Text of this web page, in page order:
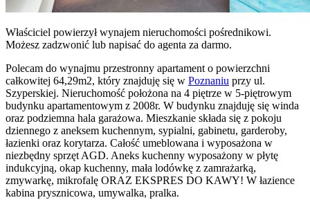
Właściciel powierzył wynajem nieruchomości pośrednikowi.
Możesz zadzwonić lub napisać do agenta za darmo.
Polecam do wynajmu przestronny apartament o powierzchni
całkowitej 64,29m2, który znajduję się w Poznaniu przy ul.
Szyperskiej. Nieruchomość położona na 4 piętrze w 5-piętrowym
budynku apartamentowym z 2008r. W budynku znajduję się winda
oraz podziemna hala garażowa. Mieszkanie składa się z pokoju
dziennego z aneksem kuchennym, sypialni, gabinetu, garderoby,
łazienki oraz korytarza. Całość umeblowana i wyposażona w
niezbędny sprzęt AGD. Aneks kuchenny wyposażony w płytę
indukcyjną, okap kuchenny, mała lodówkę z zamrażarką,
zmywarkę, mikrofalę ORAZ EKSPRES DO KAWY! W łazience
kabina prysznicowa, umywalka, pralka.